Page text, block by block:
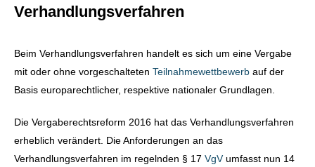
Verhandlungsverfahren
Beim Verhandlungsverfahren handelt es sich um eine Vergabe
mit oder ohne vorgeschalteten Teilnahmewettbewerb auf der
Basis europarechtlicher, respektive nationaler Grundlagen.
Die Vergaberechtsreform 2016 hat das Verhandlungsverfahren
erheblich verändert. Die Anforderungen an das
Verhandlungsverfahren im regelnden § 17 VgVumfasst nun 14